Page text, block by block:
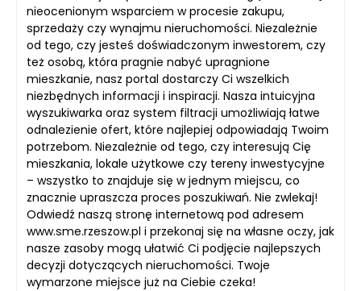
nieocenionym wsparciem w procesie zakupu,
sprzedaży czy wynajmu nieruchomości. Niezależnie
od tego, czy jesteś doświadczonym inwestorem, czy
też osobą, która pragnie nabyć upragnione
mieszkanie, nasz portal dostarczy Ci wszelkich
niezbędnych informacji i inspiracji. Nasza intuicyjna
wyszukiwarka oraz system filtracji umożliwiają łatwe
odnalezienie ofert, które najlepiej odpowiadają Twoim
potrzebom. Niezależnie od tego, czy interesują Cię
mieszkania, lokale użytkowe czy tereny inwestycyjne
– wszystko to znajduje się w jednym miejscu, co
znacznie upraszcza proces poszukiwań. Nie zwlekaj!
Odwiedź naszą stronę internetową pod adresem
www.sme.rzeszow.pl i przekonaj się na własne oczy, jak
nasze zasoby mogą ułatwić Ci podjęcie najlepszych
decyzji dotyczących nieruchomości. Twoje
wymarzone miejsce już na Ciebie czeka!